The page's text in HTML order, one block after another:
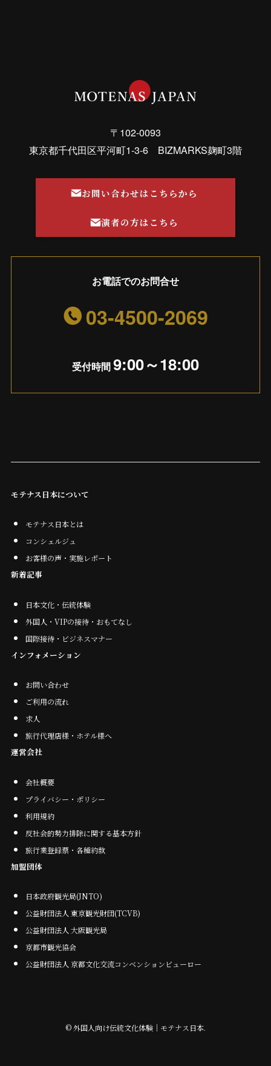
〒102-0093
東京都千代田区平河町1-3-6 BIZMARKS麹町3階
お問い合わせはこちらから
演者の方はこちら
お電話でのお問合せ
03-4500-2069
受付時間9:00～18:00
モテナス日本について
モテナス日本とは
コンシェルジュ
お客様の声・実施レポート
新着記事
日本文化・伝統体験
外国人・VIPの接待・おもてなし
国際接待・ビジネスマナー
インフォメーション
お問い合わせ
ご利用の流れ
求人
旅行代理店様・ホテル様へ
運営会社
会社概要
プライバシー・ポリシー
利用規約
反社会的勢力排除に関する基本方針
旅行業登録票・各種約款
加盟団体
日本政府観光局(JNTO)
公益財団法人 東京観光財団(TCVB)
公益財団法人 大阪観光局
京都市観光協会
公益財団法人 京都文化交流コンベンションビューロー
©外国人向け伝統文化体験｜モテナス日本.